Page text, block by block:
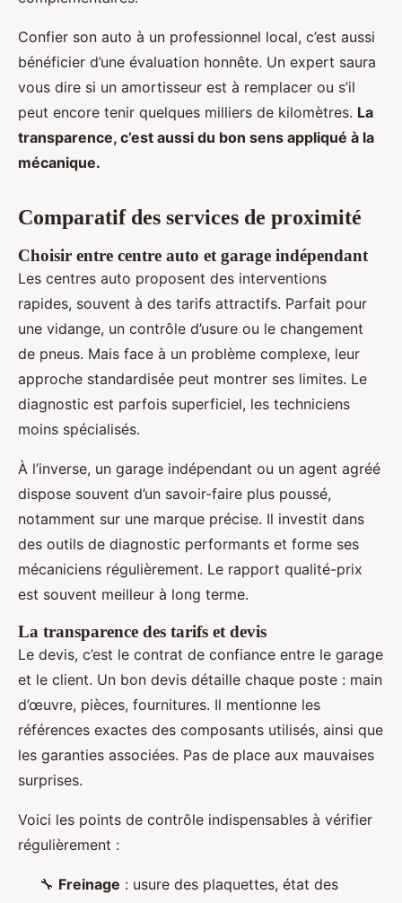
Confier son auto à un professionnel local, c’est aussi
bénéficier d’une évaluation honnête. Un expert saura
vous dire si un amortisseur est à remplacer ou s’il
peut encore tenir quelques milliers de kilomètres. La
transparence, c’est aussi du bon sens appliqué à la
mécanique.
Comparatif des services de proximité
Choisir entre centre auto et garage indépendant
Les centres auto proposent des interventions
rapides, souvent à des tarifs attractifs. Parfait pour
une vidange, un contrôle d’usure ou le changement
de pneus. Mais face à un problème complexe, leur
approche standardisée peut montrer ses limites. Le
diagnostic est parfois superficiel, les techniciens
moins spécialisés.
À l’inverse, un garage indépendant ou un agent agréé
dispose souvent d’un savoir-faire plus poussé,
notamment sur une marque précise. Il investit dans
des outils de diagnostic performants et forme ses
mécaniciens régulièrement. Le rapport qualité-prix
est souvent meilleur à long terme.
La transparence des tarifs et devis
Le devis, c’est le contrat de confiance entre le garage
et le client. Un bon devis détaille chaque poste : main
d’œuvre, pièces, fournitures. Il mentionne les
références exactes des composants utilisés, ainsi que
les garanties associées. Pas de place aux mauvaises
surprises.
Voici les points de contrôle indispensables à vérifier
régulièrement :
🔧 Freinage : usure des plaquettes, état des